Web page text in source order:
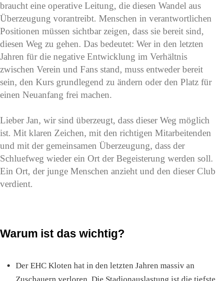
braucht eine operative Leitung, die diesen Wandel aus
Überzeugung vorantreibt. Menschen in verantwortlichen
Positionen müssen sichtbar zeigen, dass sie bereit sind,
diesen Weg zu gehen. Das bedeutet: Wer in den letzten
Jahren für die negative Entwicklung im Verhältnis
zwischen Verein und Fans stand, muss entweder bereit
sein, den Kurs grundlegend zu ändern oder den Platz für
einen Neuanfang frei machen.
Lieber Jan, wir sind überzeugt, dass dieser Weg möglich
ist. Mit klaren Zeichen, mit den richtigen Mitarbeitenden
und mit der gemeinsamen Überzeugung, dass der
Schluefweg wieder ein Ort der Begeisterung werden soll.
Ein Ort, der junge Menschen anzieht und den dieser Club
verdient.
Warum ist das wichtig?
Der EHC Kloten hat in den letzten Jahren massiv an